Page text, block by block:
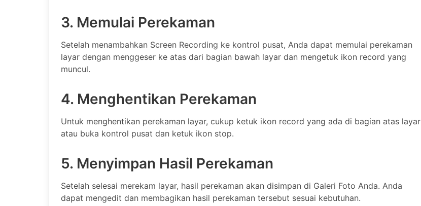
3. Memulai Perekaman
Setelah menambahkan Screen Recording ke kontrol pusat, Anda dapat memulai perekaman
layar dengan menggeser ke atas dari bagian bawah layar dan mengetuk ikon record yang
muncul.
4. Menghentikan Perekaman
Untuk menghentikan perekaman layar, cukup ketuk ikon record yang ada di bagian atas layar
atau buka kontrol pusat dan ketuk ikon stop.
5. Menyimpan Hasil Perekaman
Setelah selesai merekam layar, hasil perekaman akan disimpan di Galeri Foto Anda. Anda
dapat mengedit dan membagikan hasil perekaman tersebut sesuai kebutuhan.